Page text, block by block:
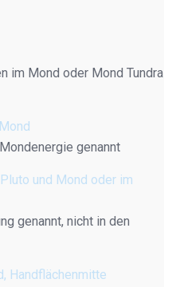
im Mond oder Mond Tundra
genannt
und Mond oder im
genannt, nicht in den
Handflächenmitte